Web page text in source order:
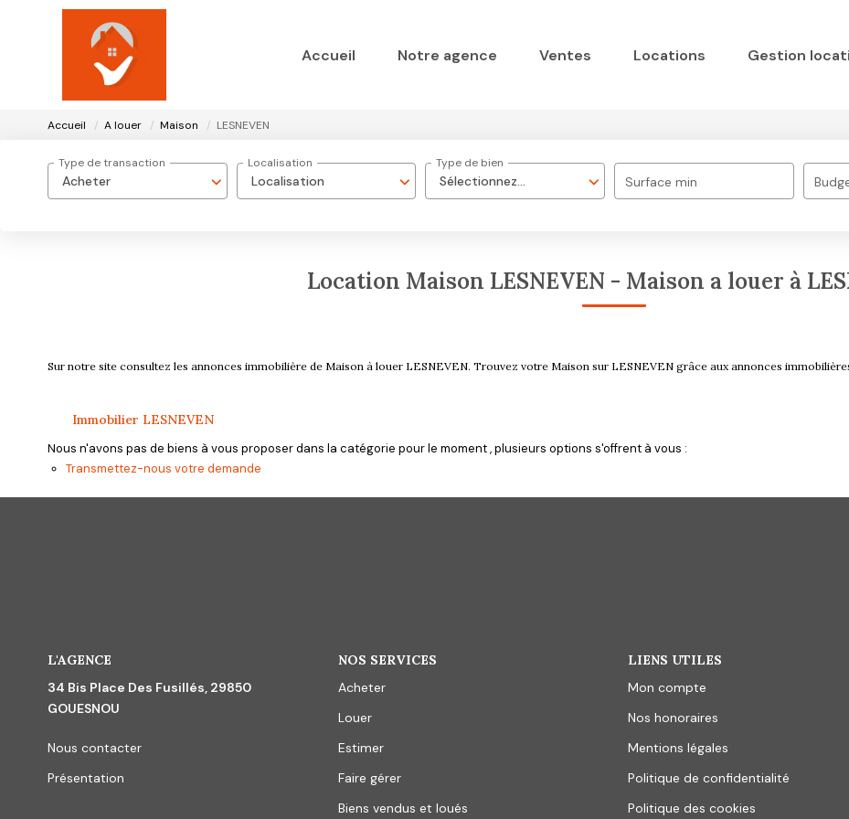
Accueil Notre agence Ventes Locations Gestion
Accueil A louer Maison LESNEVEN
Acheter
Type de transaction
Localisation
Localisation
Sélectionnez...
Type de bien
Surface min
Location Maison LESNEVEN - Maison a louer à
Sur notre site consultez les annonces immobilière de Maison à louer LESNEVEN. Trouvez votre Maison sur LESNEVEN grâce aux annonces
Immobilier LESNEVEN
Nous n'avons pas de biens à vous proposer dans la catégorie pour le moment , plusieurs options s'offrent à vous :
Transmettez-nous votre demande
L'AGENCE
34 Bis Place Des Fusillés, 29850
GOUESNOU
Nous contacter
Présentation
NOS SERVICES
Acheter
Louer
Estimer
Faire gérer
Biens vendus et loués
LIENS UTILES
Mon compte
Nos honoraires
Mentions légales
Politique de confidentialité
Politique des cookies